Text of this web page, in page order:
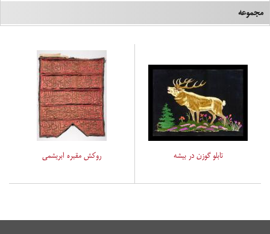
مجموعه
تابلو گوزن در بیشه روکش مقبره ابریشمی